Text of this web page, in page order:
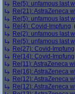
Re(5): unfamous last
Re(21): AstraZeneca
Re(5): unfamous last
Re(4): Covid-Impfung
Re(2): unfamous last
Re(5): unfamous last
Re(27): Covid-Impfung
Re(14): Covid-Impfung
Re(11): AstraZeneca
Re(16): AstraZeneca
Re(12): AstraZeneca
Re(12): AstraZeneca